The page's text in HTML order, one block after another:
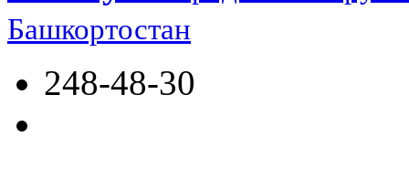
Башкортостан
248-48-30